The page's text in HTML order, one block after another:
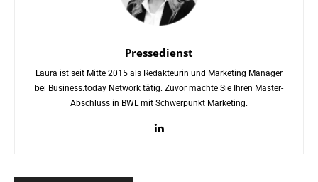
Pressedienst
Laura ist seit Mitte 2015 als Redakteurin und Marketing Manager
bei Business.today Network tätig. Zuvor machte Sie Ihren Master-
Abschluss in BWL mit Schwerpunkt Marketing.